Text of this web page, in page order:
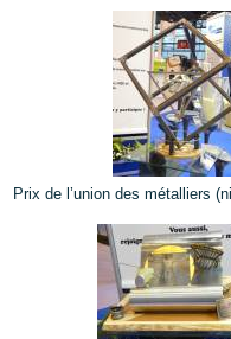
Prix de l’union des métalliers